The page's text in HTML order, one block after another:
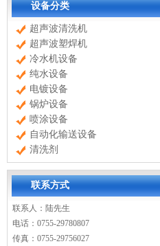
设备分类
超声波清洗机
超声波塑焊机
冷水机设备
纯水设备
电镀设备
锅炉设备
喷涂设备
自动化输送设备
清洗剂
联系方式
联系人：陆先生
电话：0755-29780807
传真：0755-29756027